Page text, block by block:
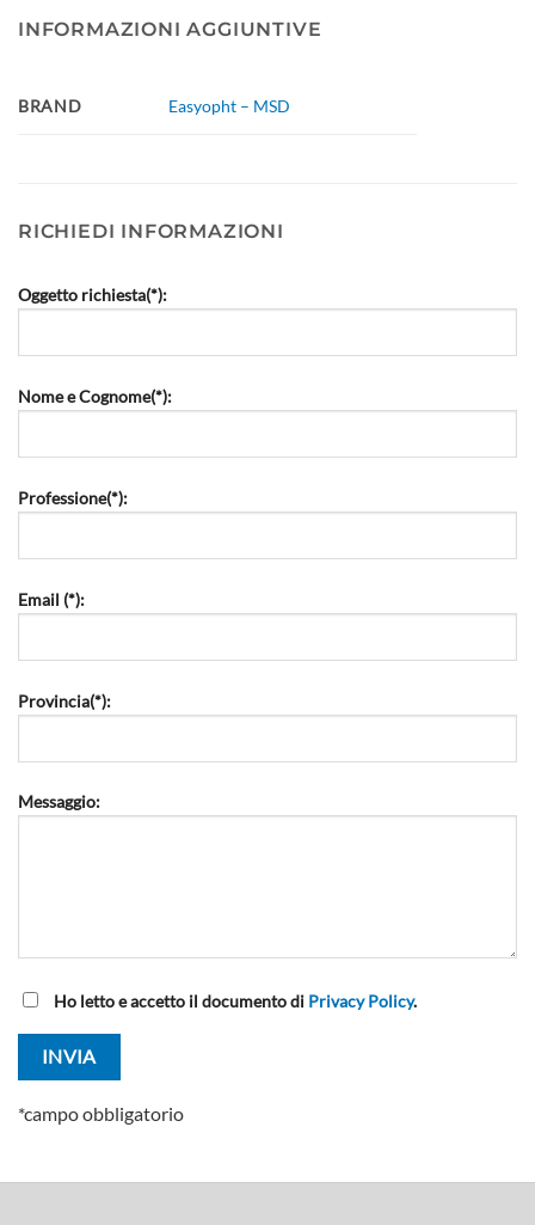
INFORMAZIONI AGGIUNTIVE
BRAND Easyopht – MSD
RICHIEDI INFORMAZIONI
Oggetto richiesta(*):
Nome e Cognome(*):
Professione(*):
Email (*):
Provincia(*):
Messaggio:
Ho letto e accetto il documento di Privacy Policy.
*campo obbligatorio